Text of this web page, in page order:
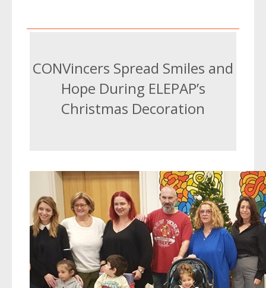
CONVincers Spread Smiles and
Hope During ELEPAP’s
Christmas Decoration